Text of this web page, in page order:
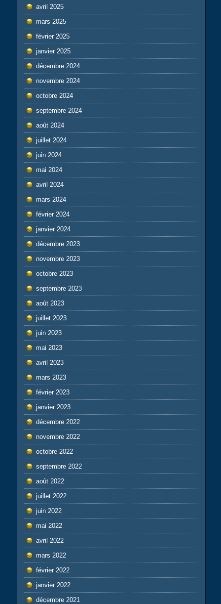
avril 2025
mars 2025
février 2025
janvier 2025
décembre 2024
novembre 2024
octobre 2024
septembre 2024
août 2024
juillet 2024
juin 2024
mai 2024
avril 2024
mars 2024
février 2024
janvier 2024
décembre 2023
novembre 2023
octobre 2023
septembre 2023
août 2023
juillet 2023
juin 2023
mai 2023
avril 2023
mars 2023
février 2023
janvier 2023
décembre 2022
novembre 2022
octobre 2022
septembre 2022
août 2022
juillet 2022
juin 2022
mai 2022
avril 2022
mars 2022
février 2022
janvier 2022
décembre 2021